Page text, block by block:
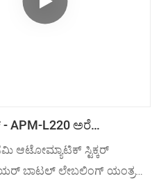
APM-L220 ಅರೆ
ಸ್ಟಿಕ್ಕರ್ ಲೇಬಲಿಂಗ್ ಬಿಯರ್
ಯಂತ್ರ ಲೇಬಲಿಂಗ್
ಆಟೋಮ್ಯಾಟಿಕ್ ಸ್ಟಿಕ್ಕರ್
ಬಾಟಲ್ ಲೇಬಲಿಂಗ್ ಯಂತ್ರ